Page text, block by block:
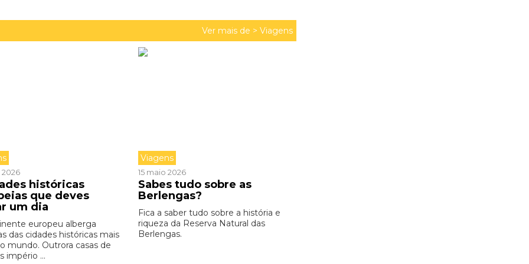
Ver mais de > Viagens
2026
históricas
que deves
um dia
europeu alberga
das cidades históricas mais
mundo. Outrora casas de
império ...
Viagens
15 maio 2026
Sabes tudo sobre as
Berlengas?
Fica a saber tudo sobre a história e
riqueza da Reserva Natural das
Berlengas.